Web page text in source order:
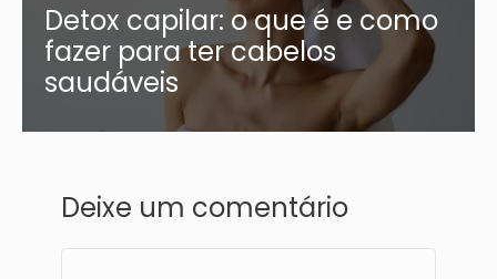
Detox capilar: o que é e como
fazer para ter cabelos
saudáveis
Deixe um comentário